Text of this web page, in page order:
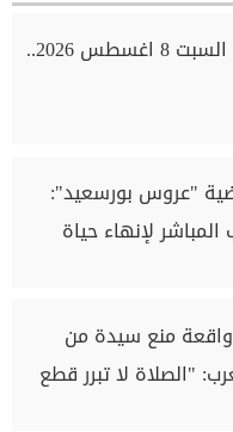
أسعار الذهب اليوم السبت 8 اغسطس 2026..
"عروس بورسعيد":
لإنهاء حياة
منع سيدة من
"الصلاة لا تبرر قطع